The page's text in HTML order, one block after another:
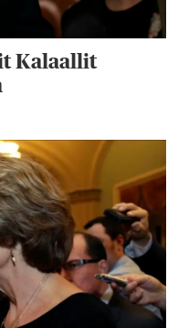
Kalaallit